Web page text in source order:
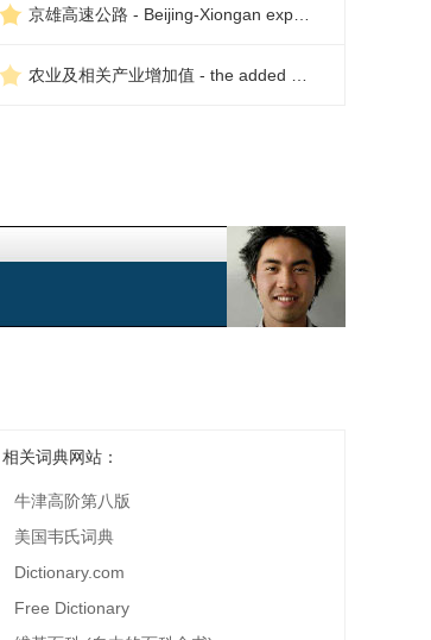
相关词典网站：
牛津高阶第八版
美国韦氏词典
Dictionary.com
Free Dictionary